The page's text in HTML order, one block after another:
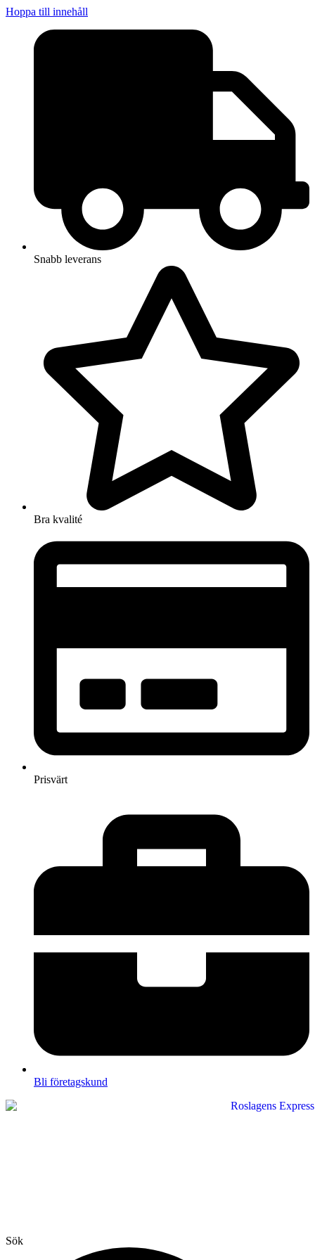
Hoppa till innehåll
Snabb leverans
Bra kvalité
Prisvärt
Bli företagskund
Sök